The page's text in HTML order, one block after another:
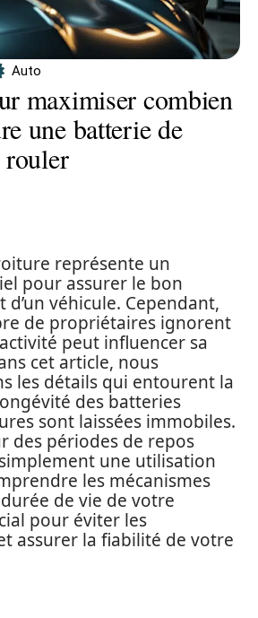
Auto
maximiser combien
une batterie de
rouler
représente un
pour assurer le bon
véhicule. Cependant,
de propriétaires ignorent
peut influencer sa
cet article, nous
les détails qui entourent la
des batteries
sont laissées immobiles.
des périodes de repos
une utilisation
les mécanismes
de vie de votre
pour éviter les
assurer la fiabilité de votre